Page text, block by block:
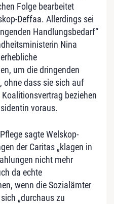
Folge bearbeitet
Deffaa. Allerdings sei
Handlungsbedarf“
Nina
um die dringenden
ohne dass sie sich auf
beziehen
voraus.
sagte Welskop-
der Caritas „klagen in
nicht mehr
da echte
wenn die Sozialämter
„durchaus zu